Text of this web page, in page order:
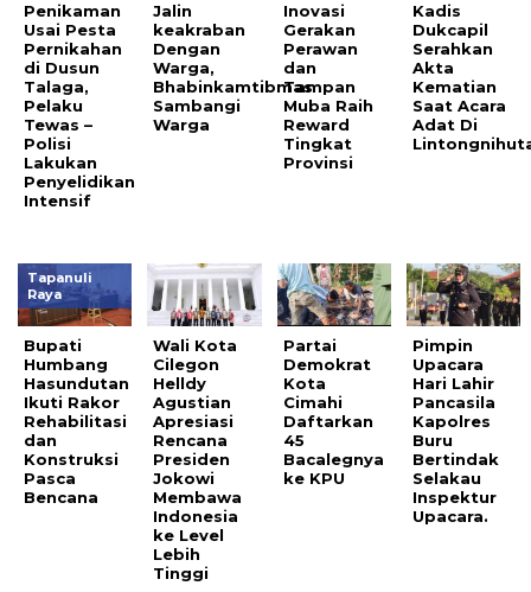
Penikaman
Usai Pesta
Pernikahan
di Dusun
Talaga,
Pelaku
Tewas –
Polisi
Lakukan
Penyelidikan
Intensif
Jalin
keakraban
Dengan
Warga,
Bhabinkamtibmas
Sambangi
Warga
Inovasi
Gerakan
Perawan
dan
Tampan
Muba Raih
Reward
Tingkat
Provinsi
Kadis
Dukcapil
Serahkan
Akta
Kematian
Saat Acara
Adat Di
Tapanuli
Raya
Bupati
Humbang
Hasundutan
Ikuti Rakor
Rehabilitasi
dan
Konstruksi
Pasca
Bencana
Wali Kota
Cilegon
Helldy
Agustian
Apresiasi
Rencana
Presiden
Jokowi
Membawa
Indonesia
ke Level
Lebih
Tinggi
Partai
Demokrat
Kota
Cimahi
Daftarkan
45
Bacalegnya
ke KPU
Pimpin
Upacara
Hari Lahir
Pancasila
Kapolres
Buru
Bertindak
Selakau
Inspektur
Upacara.